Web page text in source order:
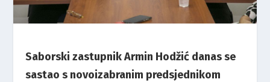
Saborski zastupnik Armin Hodžić danas se
sastao s novoizabranim predsjednikom